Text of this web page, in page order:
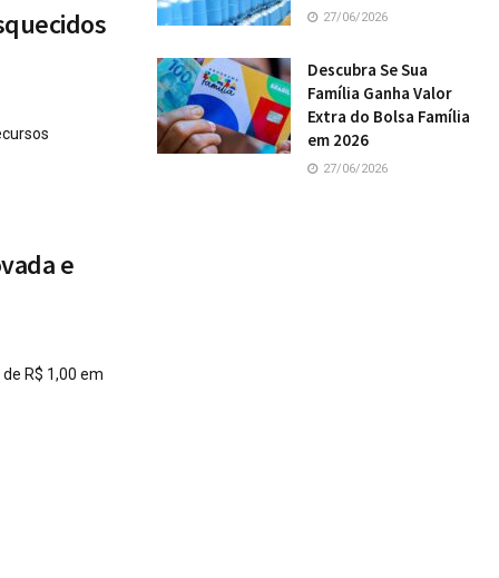
e
R$ 1,00 em
27/06/2026
Descubra Se Sua
Família Ganha Valor
Extra do Bolsa Família
em 2026
27/06/2026